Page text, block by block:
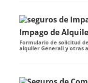
Impago de
Formulario de solicitud
alquiler Generali y otras